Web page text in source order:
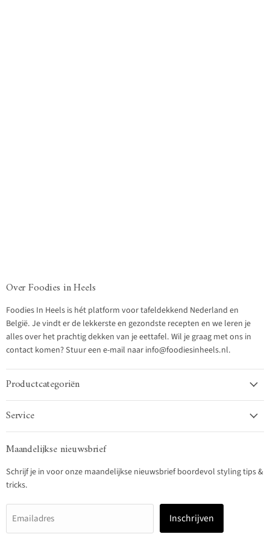
Over Foodies in Heels
Foodies In Heels is hét platform voor tafeldekkend Nederland en
België. Je vindt er de lekkerste en gezondste recepten en we leren je
alles over het prachtig dekken van je eettafel. Wil je graag met ons in
contact komen? Stuur een e-mail naar info@foodiesinheels.nl.
Productcategoriën
Service
Maandelijkse nieuwsbrief
Schrijf je in voor onze maandelijkse nieuwsbrief boordevol styling tips &
tricks.
Emailadres Inschrijven